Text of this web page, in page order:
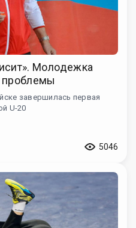
Молодежка
проблемы
завершилась первая
U-20
5046